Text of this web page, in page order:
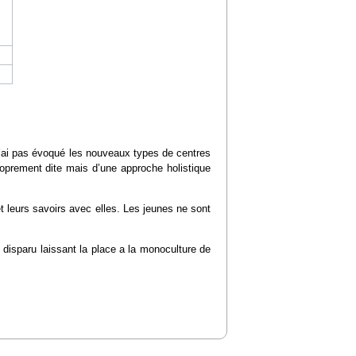
pas évoqué les nouveaux types de centres
dite mais d’une approche holistique
leurs savoirs avec elles. Les jeunes ne sont
laissant la place a la monoculture de